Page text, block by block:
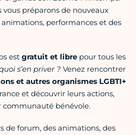
vous préparons de nouveaux
performances et des
est gratuit et libre pour tous les
s’en priver ? Venez rencontrer
et autres organismes LGBTI+
et découvrir leurs actions,
communauté bénévole.
de forum, des animations, des